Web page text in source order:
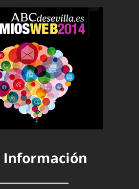
Información